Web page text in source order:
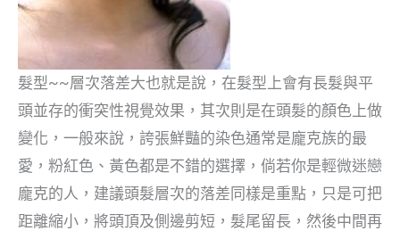
髮型~~層次落差大也就是說，在髮型上會有長髮與平
頭並存的衝突性視覺效果，其次則是在頭髮的顏色上做
變化，一般來說，誇張鮮豔的染色通常是龐克族的最
愛，粉紅色、黃色都是不錯的選擇，倘若你是輕微迷戀
龐克的人，建議頭髮層次的落差同樣是重點，只是可把
距離縮小，將頭頂及側邊剪短，髮尾留長，然後中間再